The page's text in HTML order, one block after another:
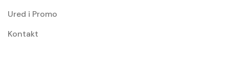
Ured i Promo
Kontakt